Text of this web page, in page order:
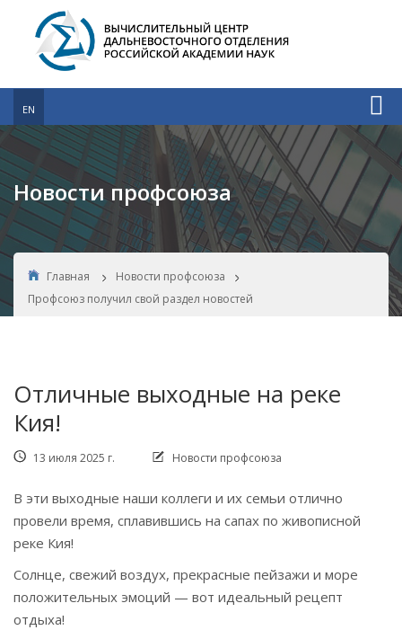
EN
Новости профсоюза
Главная
Новости профсоюза
Профсоюз получил свой раздел новостей
Отличные выходные на реке
Кия!
13 июля 2025 г. Новости профсоюза
В эти выходные наши коллеги и их семьи отлично
провели время, сплавившись на сапах по живописной
реке Кия!
Солнце, свежий воздух, прекрасные пейзажи и море
положительных эмоций — вот идеальный рецепт
отдыха!